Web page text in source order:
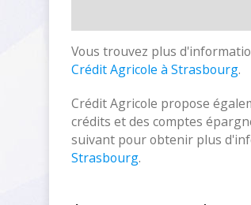
Vous trouvez plus
Crédit Agricole à Strasbourg.
Crédit Agricole propose
crédits et des comptes
suivant pour obtenir plus
Strasbourg.